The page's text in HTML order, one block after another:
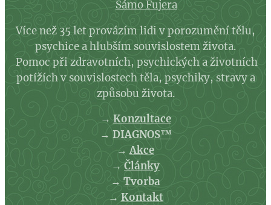
Sámo Fujera
Více než 35 let provázím lidi v porozumění tělu,
psychice a hlubším souvislostem života.
Pomoc při zdravotních, psychických a životních
potížích v souvislostech těla, psychiky, stravy a
způsobu života.
→ Konzultace
→ DIAGNOS™
→Akce
→ Články
→ Tvorba
→ Kontakt